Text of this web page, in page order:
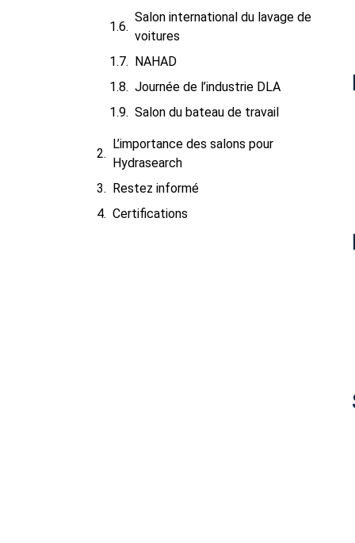
Salon international du lavage de
voitures
NAHAD
Journée de l’industrie DLA
Salon du bateau de travail
L’importance des salons pour
Hydrasearch
Restez informé
Certifications